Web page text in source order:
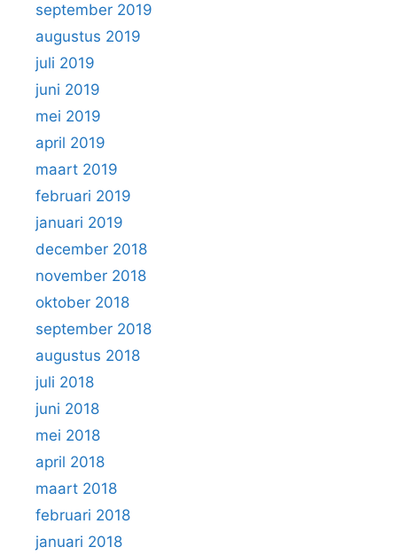
september 2019
augustus 2019
juli 2019
juni 2019
mei 2019
april 2019
maart 2019
februari 2019
januari 2019
december 2018
november 2018
oktober 2018
september 2018
augustus 2018
juli 2018
juni 2018
mei 2018
april 2018
maart 2018
februari 2018
januari 2018